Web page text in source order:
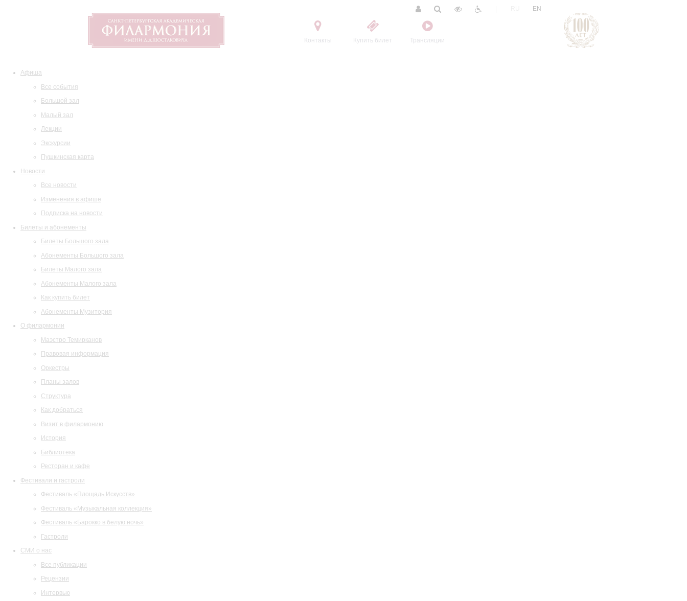
Контакты Купить билет Трансляции
EN
Афиша
Все события
Большой зал
Малый зал
Лекции
Экскурсии
Пушкинская карта
Новости
Все новости
Изменения в афише
Подписка на новости
Билеты и абонементы
Билеты Большого зала
Абонементы Большого зала
Билеты Малого зала
Абонементы Малого зала
Как купить билет
Абонементы Музитория
О филармонии
Маэстро Темирканов
Правовая информация
Оркестры
Планы залов
Структура
Как добраться
Визит в филармонию
История
Библиотека
Ресторан и кафе
Фестивали и гастроли
Фестиваль «Площадь Искусств»
Фестиваль «Музыкальная коллекция»
Фестиваль «Барокко в белую ночь»
Гастроли
СМИ о нас
Все публикации
Рецензии
Интервью